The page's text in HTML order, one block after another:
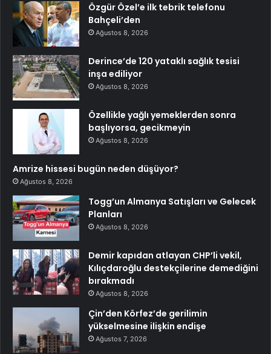
Özgür Özel’e ilk tebrik telefonu
Bahçeli’den
Ağustos 8, 2026
Derince’de 120 yataklı sağlık tesisi
inşa ediliyor
Ağustos 8, 2026
Özellikle yağlı yemeklerden sonra
başlıyorsa, gecikmeyin
Ağustos 8, 2026
Amrize hissesi bugün neden düşüyor?
Ağustos 8, 2026
Togg’un Almanya Satışları ve Gelecek
Planları
Ağustos 8, 2026
Demir kapıdan atlayan CHP’li vekil,
Kılıçdaroğlu destekçilerine demediğini
bırakmadı
Ağustos 8, 2026
Çin’den Körfez’de gerilimin
yükselmesine ilişkin endişe
Ağustos 7, 2026